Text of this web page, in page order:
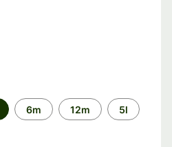
6m 12m 5l